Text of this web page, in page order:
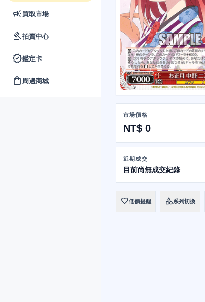
campaign買取市場
gavel拍賣中心
verified鑑定卡
shopping_bag 周邊商城
市場價格
NT$ 0
近期成交
目前尚無成交紀錄
favorite低價提醒 category系列切換